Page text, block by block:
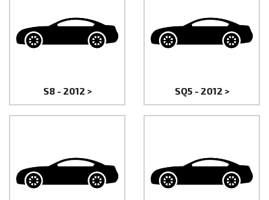
S8 - 2012 > SQ5 - 2012 >